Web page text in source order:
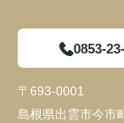
0853-
〒693-0001
島根県出雲市今市